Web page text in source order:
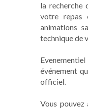
la recherche
votre repas
animations
technique de
événement
officiel.
Vous pouvez